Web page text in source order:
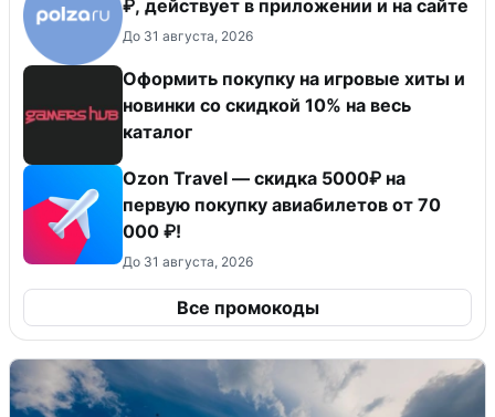
₽, действует в приложении и на сайте
До 31 августа, 2026
Оформить покупку на игровые хиты и
новинки со скидкой 10% на весь
каталог
Ozon Travel — скидка 5000₽ на
первую покупку авиабилетов от 70
000 ₽!
До 31 августа, 2026
Все промокоды